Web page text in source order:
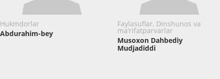
Hukmdorlar
Abdurahim-bеy
Faylasuflar, Dinshunos va
ma’rifatparvarlar
Musoxon Dahbediy
Mudjadiddi